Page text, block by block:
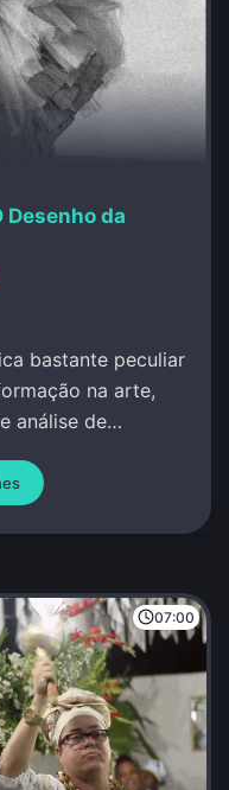
Desenho da
bastante peculiar
na arte,
análise de
07:00